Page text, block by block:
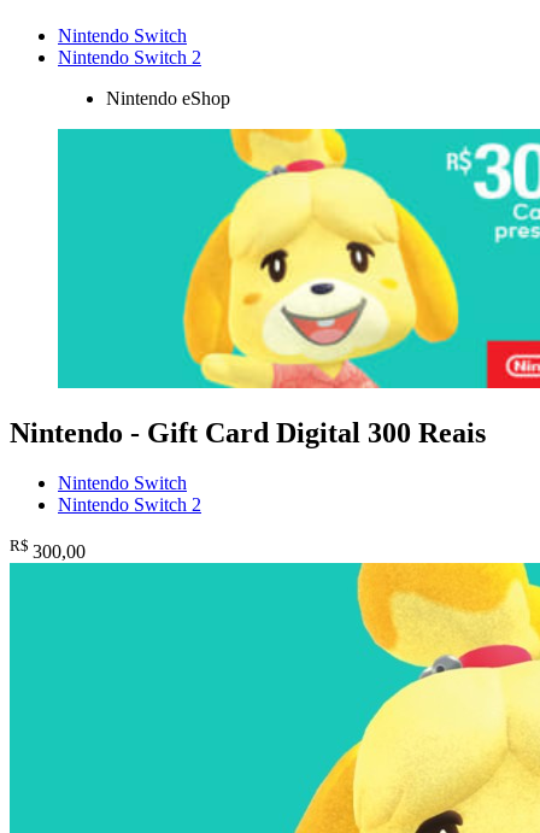
Nintendo Switch
Nintendo Switch 2
Nintendo eShop
Nintendo - Gift Card Digital 300 Reais
Nintendo Switch
Nintendo Switch 2
R$ 300,00